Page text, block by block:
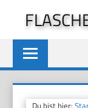
springen
Du bist hier: